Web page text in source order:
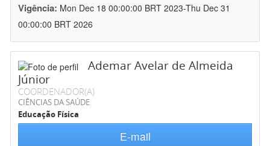
Vigência: Mon Dec 18 00:00:00 BRT 2023-Thu Dec 31
00:00:00 BRT 2026
Ademar Avelar de Almeida
Júnior
COORDENADOR(A)
CIÊNCIAS DA SAÚDE
Educação Física
E-mail